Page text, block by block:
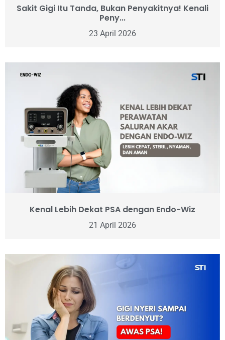
Sakit Gigi Itu Tanda, Bukan Penyakitnya! Kenali
Peny...
23 April 2026
Kenal Lebih Dekat PSA dengan Endo-Wiz
21 April 2026